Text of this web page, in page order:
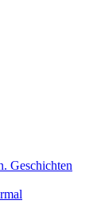
Geschichten